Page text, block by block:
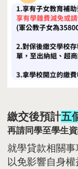
繳交後預計五
再請同學至學生
就學貸款相關事
以免影響自身權